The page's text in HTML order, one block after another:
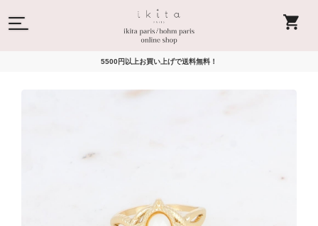
5500円以上お買い上げで送料無料！